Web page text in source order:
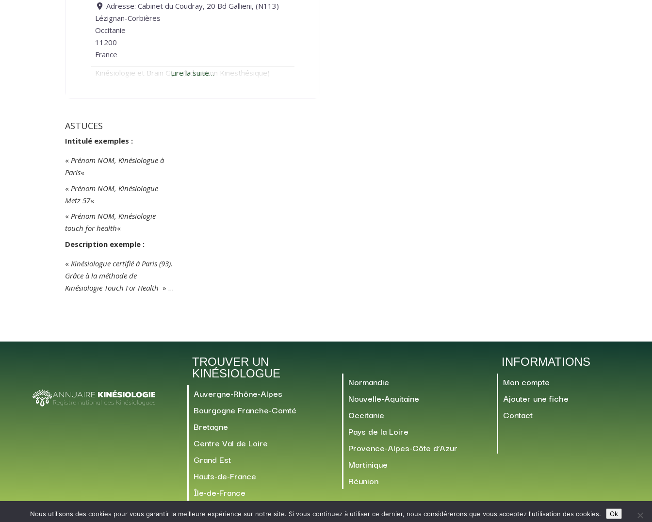
Adresse: Cabinet du Coudray, 20 Bd Gallieni, (N113)
Lézignan-Corbières
Occitanie
11200
France
Kinésiologie et Brain Gym (Education Kinesthésique)
Lire la suite…
ASTUCES
Intitulé exemples :
«Prénom NOM, Kinésiologue à
Paris«
« Prénom NOM, Kinésiologue
Metz 57«
«Prénom NOM, Kinésiologie
touch for health«
Description exemple :
« Kinésiologue certifié à Paris (93).
Grâce à la méthode de
Kinésiologie Touch For Health » …
TROUVER UN
KINÉSIOLOGUE
Auvergne-Rhône-Alpes
Bourgogne Franche-Comté
Bretagne
Centre Val de Loire
Grand Est
Hauts-de-France
Île-de-France
Normandie
Nouvelle-Aquitaine
Occitanie
Pays de la Loire
Provence-Alpes-Côte d’Azur
Martinique
Réunion
INFORMATIONS
Mon compte
Ajouter une fiche
Contact
Nous utilisons des cookies pour vous garantir la meilleure expérience sur notre site. Si vous continuez à utiliser ce dernier, nous considérerons que vous acceptez l'utilisation des cookies. Ok